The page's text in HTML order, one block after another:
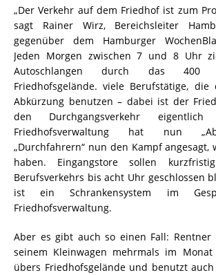
„Der Verkehr auf dem Friedhof ist zum
sagt Rainer Wirz, Bereichsleiter
gegenüber dem Hamburger
Jeden Morgen zwischen 7 und 8 Uhr
Autoschlangen durch das 400
Friedhofsgelände. viele Berufstätige,
Abkürzung benutzen – dabei ist der
den Durchgangsverkehr
Friedhofsverwaltung hat nun
„Durchfahrern“ nun den Kampf angesagt,
haben. Eingangstore sollen
Berufsverkehrs bis acht Uhr geschlossen
ist ein Schrankensystem im
Friedhofsverwaltung.
Aber es gibt auch so einen Fall:
seinem Kleinwagen mehrmals im
übers Friedhofsgelände und benutzt